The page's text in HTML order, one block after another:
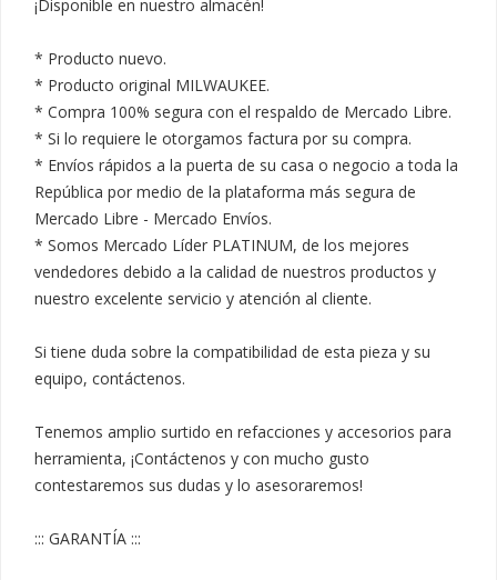
¡Disponible en nuestro almacén!
* Producto nuevo.
* Producto original MILWAUKEE.
* Compra 100% segura con el respaldo de Mercado Libre.
* Si lo requiere le otorgamos factura por su compra.
* Envíos rápidos a la puerta de su casa o negocio a toda la
República por medio de la plataforma más segura de
Mercado Libre - Mercado Envíos.
* Somos Mercado Líder PLATINUM, de los mejores
vendedores debido a la calidad de nuestros productos y
nuestro excelente servicio y atención al cliente.
Si tiene duda sobre la compatibilidad de esta pieza y su
equipo, contáctenos.
Tenemos amplio surtido en refacciones y accesorios para
herramienta, ¡Contáctenos y con mucho gusto
contestaremos sus dudas y lo asesoraremos!
::: GARANTÍA :::